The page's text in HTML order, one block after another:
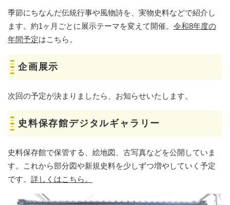
季節にちなんだ伝統行事や風物詩を、実物史料などで紹介し
ます。約1ヶ月ごとに展示テーマを変えて開催。 令和8年度の
年間予定はこちら。
企画展示
次回の予定が決まりましたら、お知らせいたします。
史料保存館デジタルギャラリー
史料保存館で保管する、絵地図、古写真などを公開していま
す。これから部分図や新規史料を少しずつ増やしていく予定
です。 詳しくはこちら。